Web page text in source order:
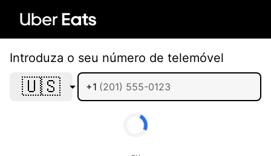
Introduza o seu número de telemóvel
🇺🇸 +1